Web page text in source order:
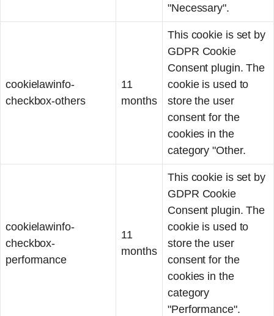
"Necessary".
cookielawinfo-
checkbox-others
11
months
This cookie is set by
GDPR Cookie
Consent plugin. The
cookie is used to
store the user
consent for the
cookies in the
category "Other.
cookielawinfo-
checkbox-
performance
11
months
This cookie is set by
GDPR Cookie
Consent plugin. The
cookie is used to
store the user
consent for the
cookies in the
category
"Performance".